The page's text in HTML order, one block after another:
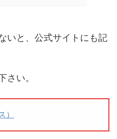
いと、公式サイトにも記
さい。